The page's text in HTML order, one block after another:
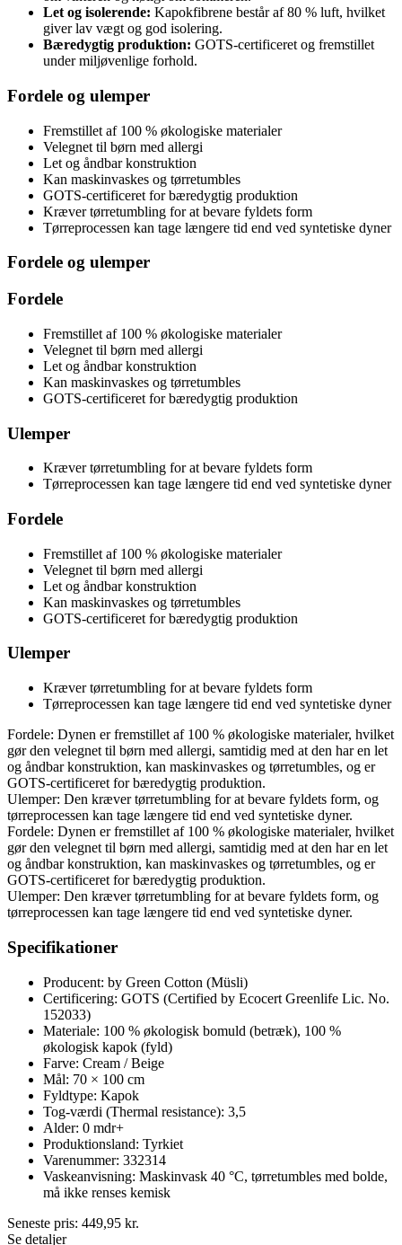
Let og isolerende: Kapokfibrene består af 80 % luft, hvilket
giver lav vægt og god isolering.
Bæredygtig produktion: GOTS-certificeret og fremstillet
under miljøvenlige forhold.
Fordele og ulemper
Fremstillet af 100 % økologiske materialer
Velegnet til børn med allergi
Let og åndbar konstruktion
Kan maskinvaskes og tørretumbles
GOTS-certificeret for bæredygtig produktion
Kræver tørretumbling for at bevare fyldets form
Tørreprocessen kan tage længere tid end ved syntetiske dyner
Fordele og ulemper
Fordele
Fremstillet af 100 % økologiske materialer
Velegnet til børn med allergi
Let og åndbar konstruktion
Kan maskinvaskes og tørretumbles
GOTS-certificeret for bæredygtig produktion
Ulemper
Kræver tørretumbling for at bevare fyldets form
Tørreprocessen kan tage længere tid end ved syntetiske dyner
Fordele
Fremstillet af 100 % økologiske materialer
Velegnet til børn med allergi
Let og åndbar konstruktion
Kan maskinvaskes og tørretumbles
GOTS-certificeret for bæredygtig produktion
Ulemper
Kræver tørretumbling for at bevare fyldets form
Tørreprocessen kan tage længere tid end ved syntetiske dyner
Fordele: Dynen er fremstillet af 100 % økologiske materialer, hvilket
gør den velegnet til børn med allergi, samtidig med at den har en let
og åndbar konstruktion, kan maskinvaskes og tørretumbles, og er
GOTS-certificeret for bæredygtig produktion.
Ulemper: Den kræver tørretumbling for at bevare fyldets form, og
tørreprocessen kan tage længere tid end ved syntetiske dyner.
Fordele: Dynen er fremstillet af 100 % økologiske materialer, hvilket
gør den velegnet til børn med allergi, samtidig med at den har en let
og åndbar konstruktion, kan maskinvaskes og tørretumbles, og er
GOTS-certificeret for bæredygtig produktion.
Ulemper: Den kræver tørretumbling for at bevare fyldets form, og
tørreprocessen kan tage længere tid end ved syntetiske dyner.
Specifikationer
Producent: by Green Cotton (Müsli)
Certificering: GOTS (Certified by Ecocert Greenlife Lic. No.
152033)
Materiale: 100 % økologisk bomuld (betræk), 100 %
økologisk kapok (fyld)
Farve: Cream / Beige
Mål: 70 × 100 cm
Fyldtype: Kapok
Tog-værdi (Thermal resistance): 3,5
Alder: 0 mdr+
Produktionsland: Tyrkiet
Varenummer: 332314
Vaskeanvisning: Maskinvask 40 °C, tørretumbles med bolde,
må ikke renses kemisk
Seneste pris: 449,95 kr.
Se detaljer